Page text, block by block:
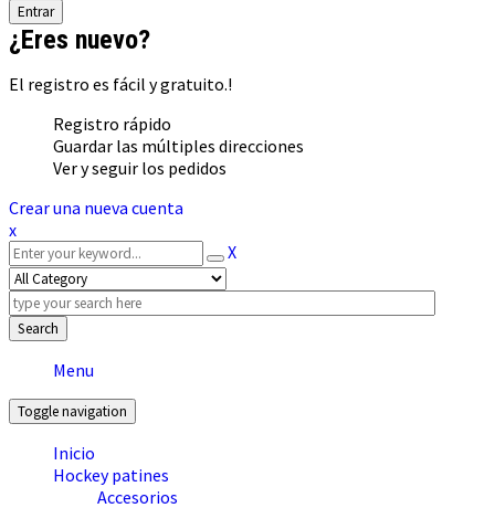
¿Eres nuevo?
El registro es fácil y gratuito.!
Registro rápido
Guardar las múltiples direcciones
Ver y seguir los pedidos
Crear una nueva cuenta
x
X
Search
Menu
Toggle navigation
Inicio
Hockey patines
Accesorios